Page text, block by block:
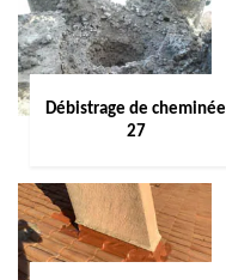
Débistrage de cheminée
27